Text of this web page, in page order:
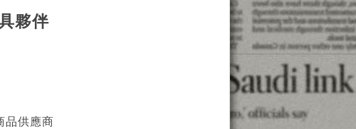
夥伴
品供應商